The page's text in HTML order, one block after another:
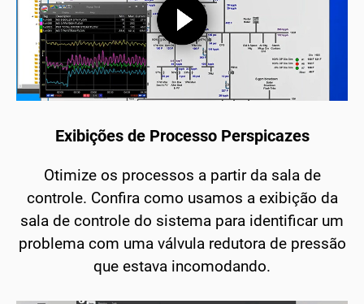
Exibições de Processo Perspicazes
Otimize os processos a partir da sala de
controle. Confira como usamos a exibição da
sala de controle do sistema para identificar um
problema com uma válvula redutora de pressão
que estava incomodando.